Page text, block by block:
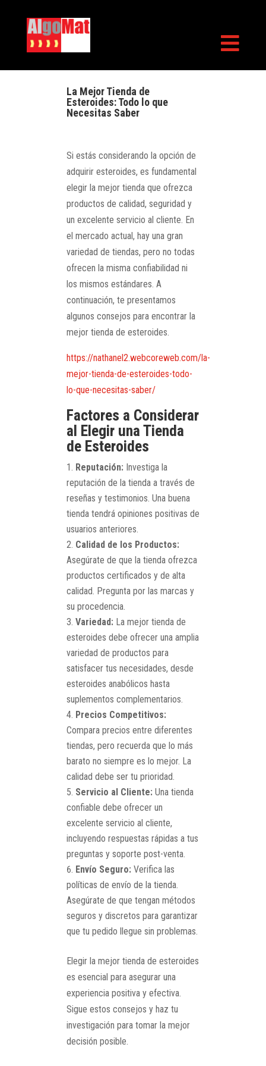

La Mejor Tienda de
Esteroides: Todo lo que
Necesitas Saber
Si estás considerando la opción de
adquirir esteroides, es fundamental
elegir la mejor tienda que ofrezca
productos de calidad, seguridad y
un excelente servicio al cliente. En
el mercado actual, hay una gran
variedad de tiendas, pero no todas
ofrecen la misma confiabilidad ni
los mismos estándares. A
continuación, te presentamos
algunos consejos para encontrar la
mejor tienda de esteroides.
https://nathanel2.webcoreweb.com/la-
mejor-tienda-de-esteroides-todo-
lo-que-necesitas-saber/
Factores a Considerar
al Elegir una Tienda
de Esteroides
Reputación: Investiga la
reputación de la tienda a través de
reseñas y testimonios. Una buena
tienda tendrá opiniones positivas de
usuarios anteriores.
Calidad de los Productos:
Asegúrate de que la tienda ofrezca
productos certificados y de alta
calidad. Pregunta por las marcas y
su procedencia.
Variedad: La mejor tienda de
esteroides debe ofrecer una amplia
variedad de productos para
satisfacer tus necesidades, desde
esteroides anabólicos hasta
suplementos complementarios.
Precios Competitivos:
Compara precios entre diferentes
tiendas, pero recuerda que lo más
barato no siempre es lo mejor. La
calidad debe ser tu prioridad.
Servicio al Cliente: Una tienda
confiable debe ofrecer un
excelente servicio al cliente,
incluyendo respuestas rápidas a tus
preguntas y soporte post-venta.
Envío Seguro: Verifica las
políticas de envío de la tienda.
Asegúrate de que tengan métodos
seguros y discretos para garantizar
que tu pedido llegue sin problemas.
Elegir la mejor tienda de esteroides
es esencial para asegurar una
experiencia positiva y efectiva.
Sigue estos consejos y haz tu
investigación para tomar la mejor
decisión posible.